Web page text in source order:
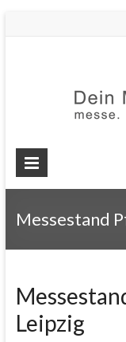
Messestand
Leipzig